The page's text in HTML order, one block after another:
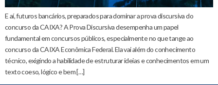
E aí, futuros bancários, preparados para dominar a prova discursiva do
concurso da CAIXA? A Prova Discursiva desempenha um papel
fundamental em concursos públicos, especialmente no que tange ao
concurso da CAIXA Econômica Federal. Ela vai além do conhecimento
técnico, exigindo a habilidade de estruturar ideias e conhecimentos em um
texto coeso, lógico e bem […]